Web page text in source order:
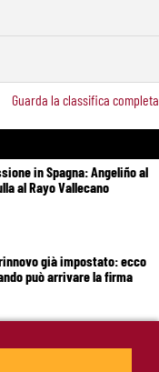
Guarda la classifica completa
in Spagna: Angeliño al
al Rayo Vallecano
già impostato: ecco
può arrivare la firma
un solo colpo: Gasperini